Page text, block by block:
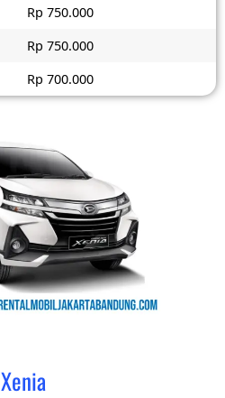
Rp 750.000
Rp 750.000
Rp 700.000
Xenia